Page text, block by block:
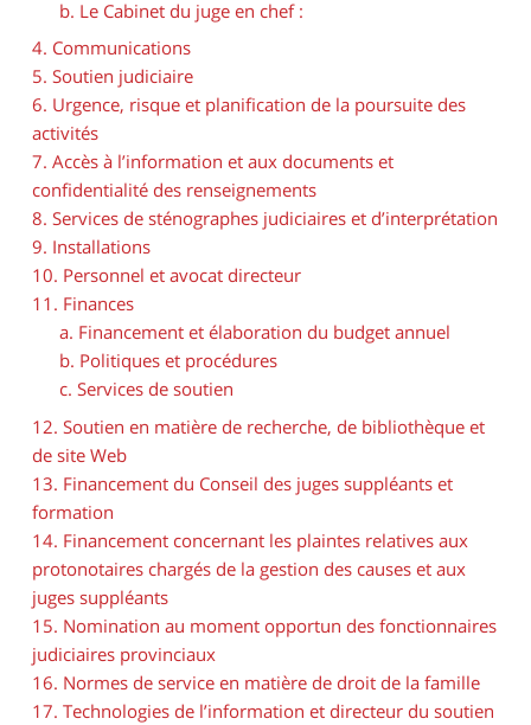
b. Le Cabinet du juge en chef :
4. Communications
5. Soutien judiciaire
6. Urgence, risque et planification de la poursuite des
activités
7. Accès à l’information et aux documents et
confidentialité des renseignements
8. Services de sténographes judiciaires et d’interprétation
9. Installations
10. Personnel et avocat directeur
11. Finances
a. Financement et élaboration du budget annuel
b. Politiques et procédures
c. Services de soutien
12. Soutien en matière de recherche, de bibliothèque et
de site Web
13. Financement du Conseil des juges suppléants et
formation
14. Financement concernant les plaintes relatives aux
protonotaires chargés de la gestion des causes et aux
juges suppléants
15. Nomination au moment opportun des fonctionnaires
judiciaires provinciaux
16. Normes de service en matière de droit de la famille
17. Technologies de l’information et directeur du soutien